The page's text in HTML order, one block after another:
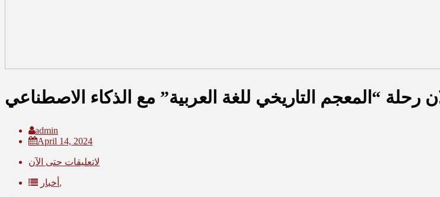
“المعجم التاريخي للغة العربية” مع الذكاء الاصطناعي
admin
April 14, 2024
لاتعليقات حتى الآن
أخبار,